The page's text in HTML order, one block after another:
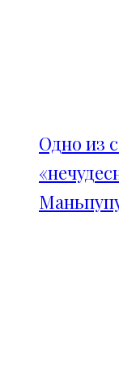
Одно из